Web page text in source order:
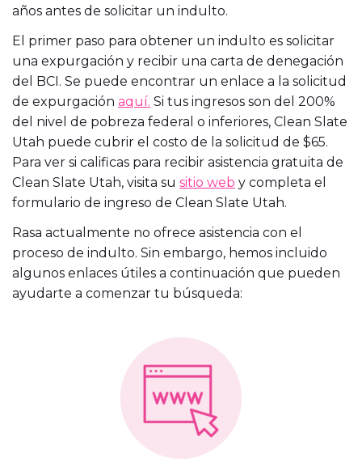
años antes de solicitar un indulto.
El primer paso para obtener un indulto es solicitar
una expurgación y recibir una carta de denegación
del BCI. Se puede encontrar un enlace a la solicitud
de expurgación aquí. Si tus ingresos son del 200%
del nivel de pobreza federal o inferiores, Clean Slate
Utah puede cubrir el costo de la solicitud de $65.
Para ver si calificas para recibir asistencia gratuita de
Clean Slate Utah, visita su sitio web y completa el
formulario de ingreso de Clean Slate Utah.
Rasa actualmente no ofrece asistencia con el
proceso de indulto. Sin embargo, hemos incluido
algunos enlaces útiles a continuación que pueden
ayudarte a comenzar tu búsqueda: